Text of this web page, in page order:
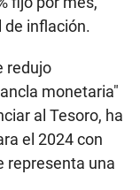
de inflación.
redujo
monetaria"
al Tesoro, ha
el 2024 con
representa una